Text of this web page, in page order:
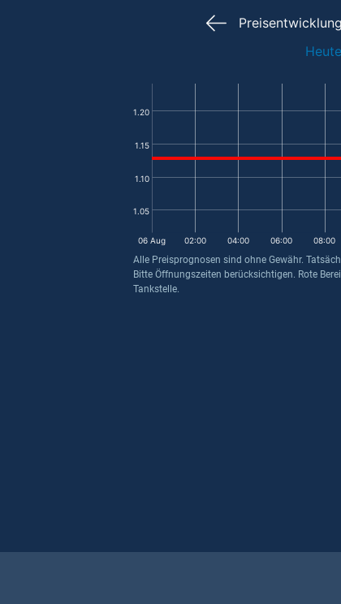
Preisentwicklung
Heute
1.05
1.10
1.15
1.20
06 Aug 02:00 04:00 06:00 08:00
Alle Preisprognosen sind ohne Gewähr.
Bitte Öffnungszeiten berücksichtigen. Rote
Tankstelle.